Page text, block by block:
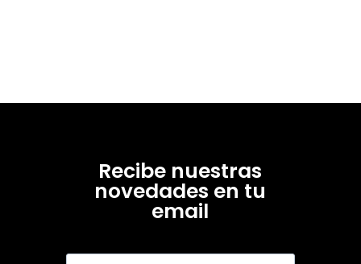
Recibe nuestras
novedades en tu
email